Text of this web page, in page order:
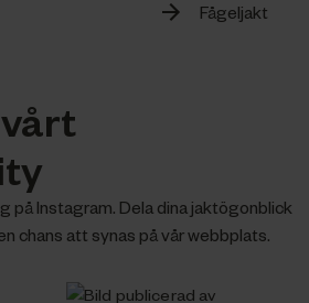
Fågeljakt
på Instagram. Dela dina jaktögonblick
chans att synas på vår webbplats.